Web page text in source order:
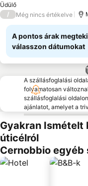
Üdülő
/ Még nincs értékelve
A pontos árak
válasszon dátumokat
A szállásfoglalási
folyamatosan
szállásfoglalási
ajánlatot, amelyet a
Gyakran Ismételt
úticélról
Cernobbio egyéb